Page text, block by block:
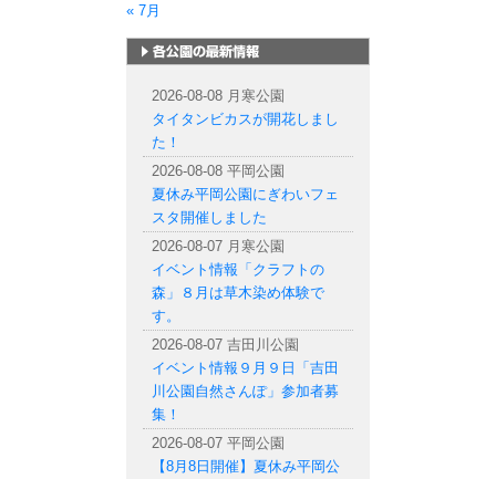
« 7月
2026-08-08 月寒公園
タイタンビカスが開花しまし
た！
2026-08-08 平岡公園
夏休み平岡公園にぎわいフェ
スタ開催しました
2026-08-07 月寒公園
イベント情報「クラフトの
森」８月は草木染め体験で
す。
2026-08-07 吉田川公園
イベント情報９月９日「吉田
川公園自然さんぽ」参加者募
集！
2026-08-07 平岡公園
【8月8日開催】夏休み平岡公